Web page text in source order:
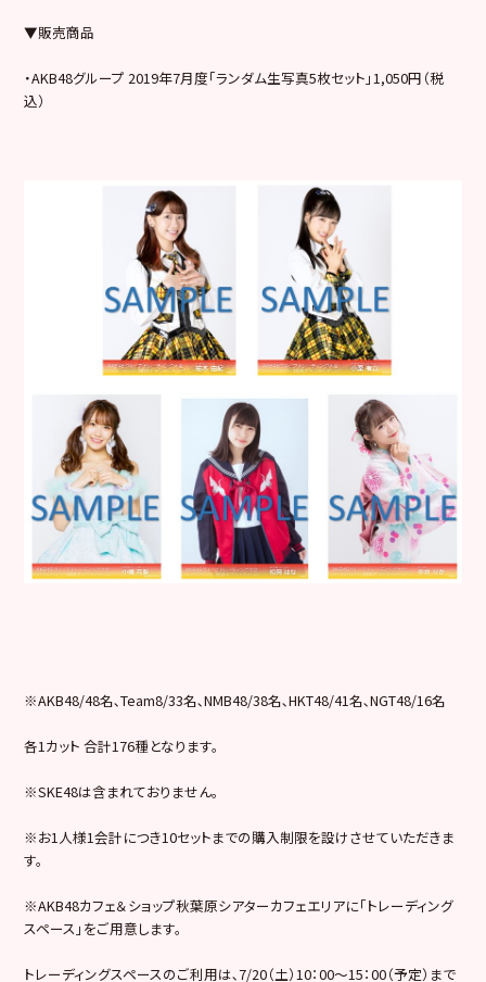
▼販売商品
・AKB48グループ 2019年7月度「ランダム生写真5枚セット」1,050円（税
込）
※AKB48/48名､Team8/33名､NMB48/38名､HKT48/41名､NGT48/16名
各1カット 合計176種となります。
※SKE48は含まれておりません。
※お1人様1会計につき10セットまでの購入制限を設けさせていただきま
す。
※AKB48カフェ＆ショップ秋葉原シアターカフェエリアに「トレーディング
スペース」をご用意します。
トレーディングスペースのご利用は､7/20（土）10：00～15：00（予定）まで